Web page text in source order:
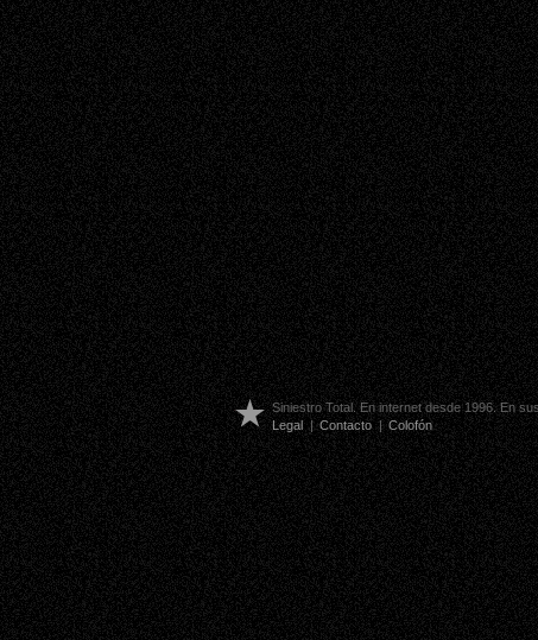
Siniestro Total. En internet desde 1996. En
Legal | Contacto | Colofón